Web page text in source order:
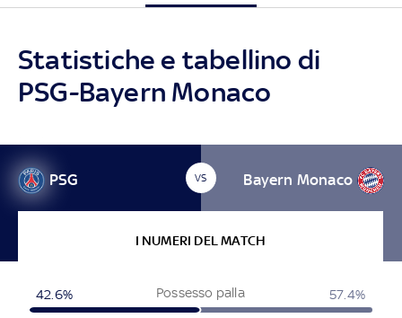
Statistiche e tabellino di
PSG-Bayern Monaco
PSG VS Bayern Monaco
I NUMERI DEL MATCH
Possesso palla
42.6% 57.4%